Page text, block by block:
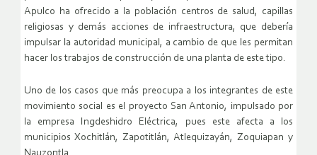
Apulco ha ofrecido a la población centros de salud, capillas
religiosas y demás acciones de infraestructura, que debería
impulsar la autoridad municipal, a cambio de que les permitan
hacer los trabajos de construcción de una planta de este tipo.
Uno de los casos que más preocupa a los integrantes de este
movimiento social es el proyecto San Antonio, impulsado por
la empresa Ingdeshidro Eléctrica, pues este afecta a los
municipios Xochitlán, Zapotitlán, Atlequizayán, Zoquiapan y